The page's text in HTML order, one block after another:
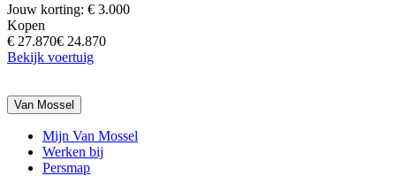
Jouw korting: € 3.000
Kopen
€ 27.870€ 24.870
Bekijk voertuig
Van Mossel
Mijn Van Mossel
Werken bij
Persmap